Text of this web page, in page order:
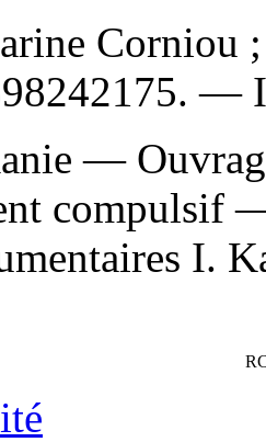
Corniou
. —
—
compulsif
I.